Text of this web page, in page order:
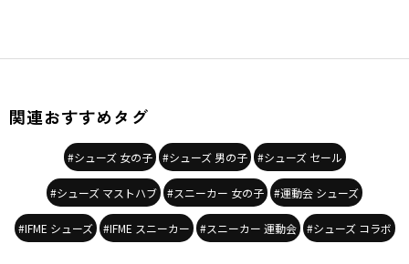
関連おすすめタグ
#シューズ 女の子 #シューズ 男の子 #シューズ セール
#シューズ マストハブ #スニーカー 女の子 #運動会 シューズ
#IFME シューズ #IFME スニーカー #スニーカー 運動会 #シューズ コラボ